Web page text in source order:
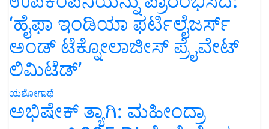
‘ಹೈಫಾ ಇಂಡಿಯಾ ಫರ್ಟಿಲೈಜರ್ಸ್
ಅಂಡ್ ಟೆಕ್ನೋಲಾಜೀಸ್ ಪ್ರೈವೇಟ್
ಲಿಮಿಟೆಡ್’
ಯಶೋಗಾಥೆ
ಅಭಿಷೇಕ್ ತ್ಯಾಗಿ: ಮಹೀಂದ್ರಾ